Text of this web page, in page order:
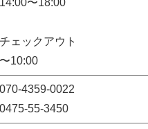
チェックアウト
〜10:00
070-4359-0022
0475-55-3450